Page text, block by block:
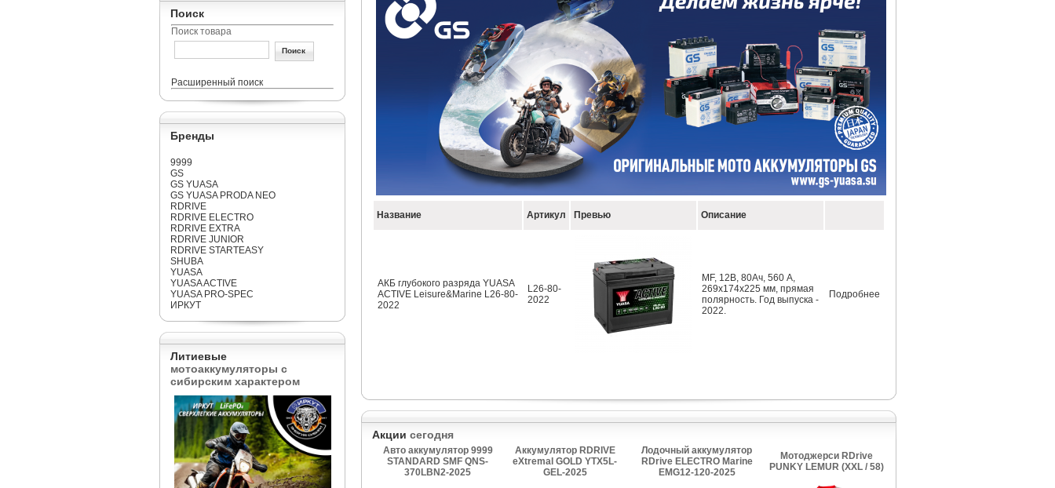
Поиск
Поиск товара
Расширенный поиск
Бренды
9999
GS
GS YUASA
GS YUASA PRODA NEO
RDRIVE
RDRIVE ELECTRO
RDRIVE EXTRA
RDRIVE JUNIOR
RDRIVE STARTEASY
SHUBA
YUASA
YUASA ACTIVE
YUASA PRO-SPEC
ИРКУТ
Литиевые
мотоаккумуляторы с
сибирским характером
Название Артикул Превью Описание
АКБ глубокого разряда YUASA
ACTIVE Leisure&Marine L26-80-
2022
L26-80-
2022
MF, 12В, 80Ач, 560 А,
269x174x225 мм, прямая
полярность. Год выпуска -
2022.
Подробнее
Акции сегодня
Авто аккумулятор 9999
STANDARD SMF QNS-
370LBN2-2025
Аккумулятор RDRIVE
eXtremal GOLD YTX5L-
GEL-2025
Лодочный аккумулятор
RDrive ELECTRO Marine
EMG12-120-2025
Мотоджерси RDrive
PUNKY LEMUR (XXL / 58)